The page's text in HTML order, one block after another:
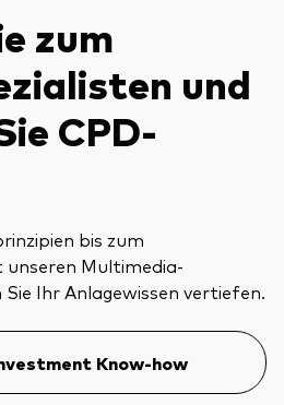
zum
und
CPD-
bis zum
Multimedia-
Ihr Anlagewissen vertiefen.
Know-how